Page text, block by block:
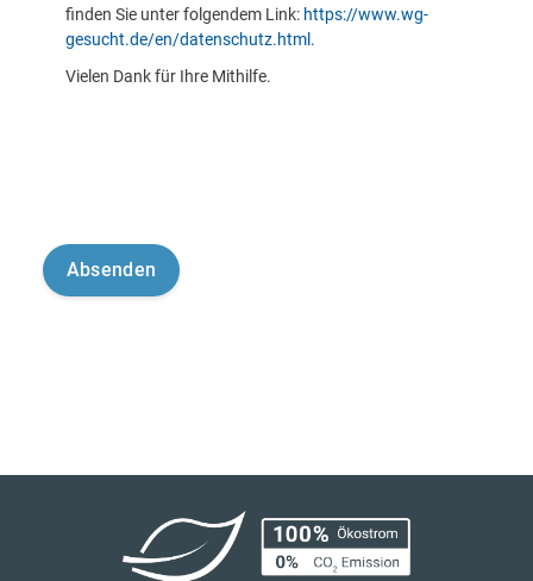
finden Sie unter folgendem Link: https://www.wg-
gesucht.de/en/datenschutz.html .
Vielen Dank für Ihre Mithilfe.